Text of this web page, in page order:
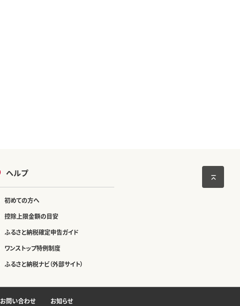
ヘルプ
初めての方へ
控除上限金額の目安
ふるさと納税確定申告ガイド
ワンストップ特例制度
ふるさと納税ナビ（外部サイト）
お問い合わせ お知らせ